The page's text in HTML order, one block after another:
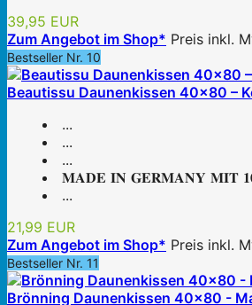
39,95 EUR
Zum Angebot im Shop* Preis inkl.
Bestseller Nr. 10
Beautissu Daunenkissen 40x80 –
...
...
...
𝐌𝐀𝐃𝐄 𝐈𝐍 𝐆𝐄𝐑𝐌𝐀𝐍𝐘 𝐌𝐈𝐓
...
21,99 EUR
Zum Angebot im Shop* Preis inkl.
Bestseller Nr. 11
Brönning Daunenkissen 40x80 -